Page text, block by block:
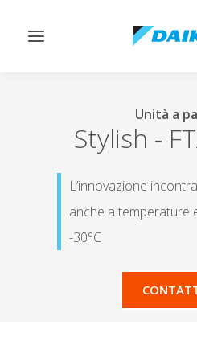
Attiva/disattiva
Unità a
Stylish -
L’innovazione
anche a temperature
-30°C